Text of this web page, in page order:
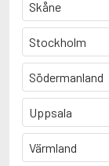
Skåne
Stockholm
Södermanland
Uppsala
Värmland